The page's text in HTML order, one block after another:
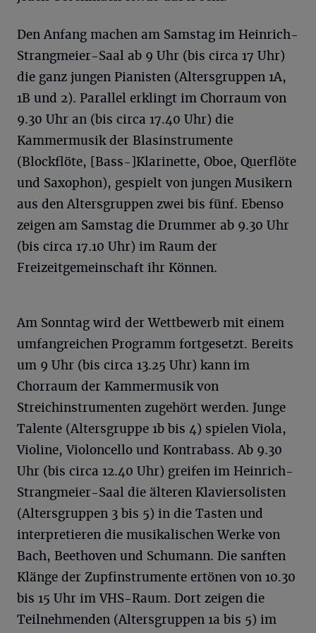
Den Anfang machen am Samstag im Heinrich-
Strangmeier-Saal ab 9 Uhr (bis circa 17 Uhr)
die ganz jungen Pianisten (Altersgruppen 1A,
1B und 2). Parallel erklingt im Chorraum von
9.30 Uhr an (bis circa 17.40 Uhr) die
Kammermusik der Blasinstrumente
(Blockflöte, [Bass-]Klarinette, Oboe, Querflöte
und Saxophon), gespielt von jungen Musikern
aus den Altersgruppen zwei bis fünf. Ebenso
zeigen am Samstag die Drummer ab 9.30 Uhr
(bis circa 17.10 Uhr) im Raum der
Freizeitgemeinschaft ihr Können.
Am Sonntag wird der Wettbewerb mit einem
umfangreichen Programm fortgesetzt. Bereits
um 9 Uhr (bis circa 13.25 Uhr) kann im
Chorraum der Kammermusik von
Streichinstrumenten zugehört werden. Junge
Talente (Altersgruppe 1b bis 4) spielen Viola,
Violine, Violoncello und Kontrabass. Ab 9.30
Uhr (bis circa 12.40 Uhr) greifen im Heinrich-
Strangmeier-Saal die älteren Klaviersolisten
(Altersgruppen 3 bis 5) in die Tasten und
interpretieren die musikalischen Werke von
Bach, Beethoven und Schumann. Die sanften
Klänge der Zupfinstrumente ertönen von 10.30
bis 15 Uhr im VHS-Raum. Dort zeigen die
Teilnehmenden (Altersgruppen 1a bis 5) im